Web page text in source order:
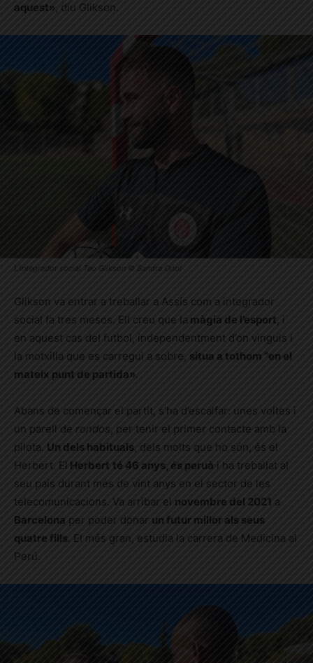
aquest» , diu Glikson.
L’integrador social Teo Glikson © Sandra Oriol
Glikson va entrar a treballar a Assís com a integrador
social fa tres mesos. Ell creu que la màgia de l’esport, i
en aquest cas del futbol, independentment d’on vinguis i
la motxilla que es carregui a sobre, situa a tothom “en el
mateix punt de partida».
Abans de començar el partit, s’ha d’escalfar: unes voltes i
un parell de rondos , per tenir el primer contacte amb la
pilota. Un dels habituals , dels molts que ho són, és el
Herbert. El Herbert té 46 anys, és peruà i ha treballat al
seu país durant més de vint anys en el sector de les
telecomunicacions. Va arribar el
novembre del 2021 a
Barcelona per poder donar un futur millor als seus
quatre fills. El més gran, estudia la carrera de Medicina al
Perú.